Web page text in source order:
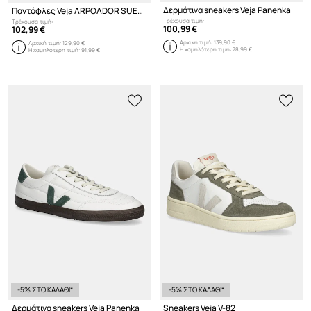
Παντόφλες Veja ARPOADOR SUEDE
Τρέχουσα τιμή:
102,99 €
Αρχική τιμή:129,90 €
Η χαμηλότερη τιμή:91,99 €
Δερμάτινα sneakers Veja Panenka
Τρέχουσα τιμή:
100,99 €
Αρχική τιμή:139,90 €
Η χαμηλότερη τιμή:78,99 €
-5% ΣΤΟ ΚΑΛΑΘΙ*
Δερμάτινα sneakers Veja Panenka
-5% ΣΤΟ ΚΑΛΑΘΙ*
Sneakers Veja V-82